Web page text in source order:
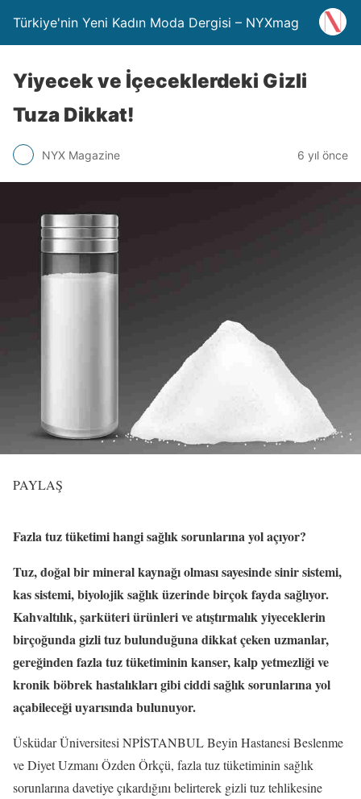
Türkiye'nin Yeni Kadın Moda Dergisi – NYXmag
Yiyecek ve İçeceklerdeki Gizli
Tuza Dikkat!
NYX Magazine 6 yıl önce
PAYLAŞ
Fazla tuz tüketimi hangi sağlık sorunlarına yol açıyor?
Tuz, doğal bir mineral kaynağı olması sayesinde sinir sistemi,
kas sistemi, biyolojik sağlık üzerinde birçok fayda sağlıyor.
Kahvaltılık, şarküteri ürünleri ve atıştırmalık yiyeceklerin
birçoğunda gizli tuz bulunduğuna dikkat çeken uzmanlar,
gereğinden fazla tuz tüketiminin kanser, kalp yetmezliği ve
kronik böbrek hastalıkları gibi ciddi sağlık sorunlarına yol
açabileceği uyarısında bulunuyor.
Üsküdar Üniversitesi NPİSTANBUL Beyin Hastanesi Beslenme
ve Diyet Uzmanı Özden Örkçü, fazla tuz tüketiminin sağlık
sorunlarına davetiye çıkardığını belirterek gizli tuz tehlikesine